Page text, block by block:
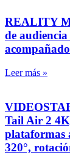
REALITY
de
Leer más »
Tail Air 2
plataformas
320°,